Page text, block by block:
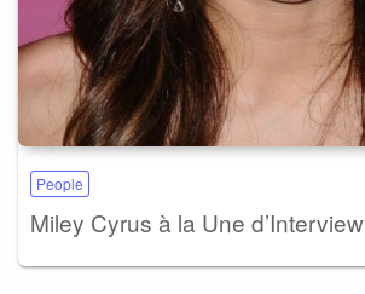
People
Miley Cyrus à la Une d’Interview